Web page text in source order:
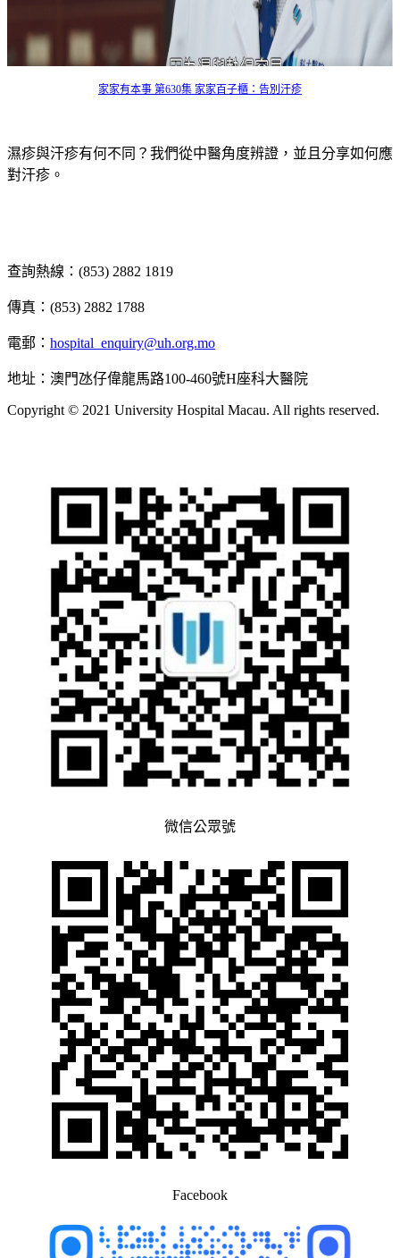
家家有本事 第630集 家家百子櫃：告別汗疹
濕疹與汗疹有何不同？我們從中醫角度辨證，並且分享如何應
對汗疹。
查詢熱線：(853) 2882 1819
傳真：(853) 2882 1788
電郵： hospital_enquiry@uh.org.mo
地址：澳門氹仔偉龍馬路100-460號H座科大醫院
Copyright © 2021 University Hospital Macau. All rights reserved.
微信公眾號
Facebook